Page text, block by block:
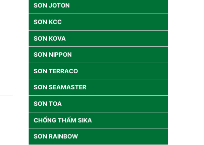
SƠN JOTON
SƠN KCC
SƠN KOVA
SƠN NIPPON
SƠN TERRACO
SƠN SEAMASTER
SƠN TOA
CHỐNG THẤM SIKA
SƠN RAINBOW